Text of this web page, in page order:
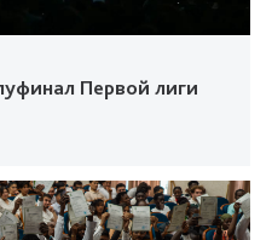
Первой лиги